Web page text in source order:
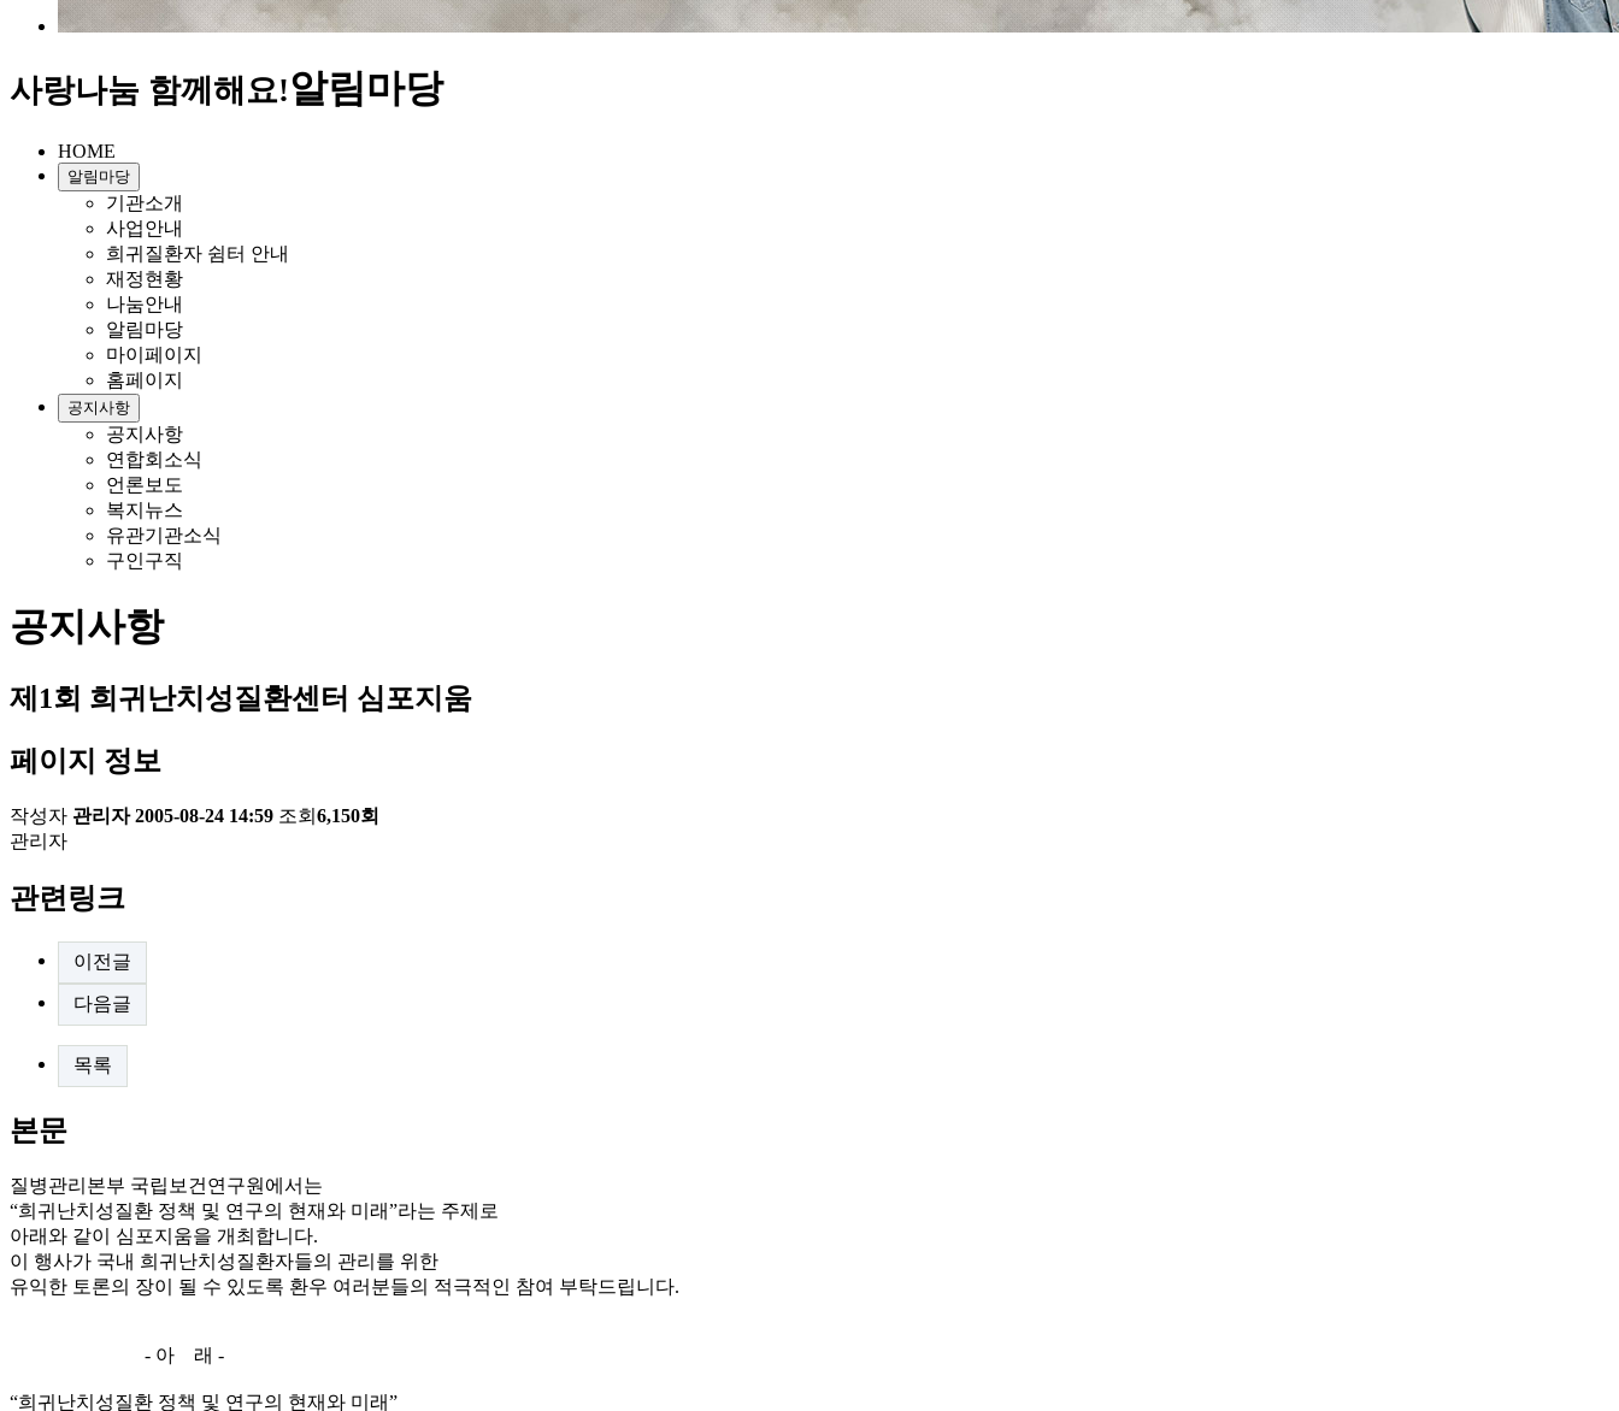
사랑나눔 함께해요!알림마당
HOME
알림마당
기관소개
사업안내
희귀질환자 쉼터 안내
재정현황
나눔안내
알림마당
마이페이지
홈페이지
공지사항
공지사항
연합회소식
언론보도
복지뉴스
유관기관소식
구인구직
공지사항
제1회 희귀난치성질환센터 심포지움
페이지 정보
작성자 관리자 2005-08-24 14:59 조회 6,150회
관리자
관련링크
이전글
다음글
목록
본문
질병관리본부 국립보건연구원에서는
“희귀난치성질환 정책 및 연구의 현재와 미래”라는 주제로
아래와 같이 심포지움을 개최합니다.
이 행사가 국내 희귀난치성질환자들의 관리를 위한
유익한 토론의 장이 될 수 있도록 환우 여러분들의 적극적인 참여 부탁드립니다.
- 아 래 -
“희귀난치성질환 정책 및 연구의 현재와 미래”